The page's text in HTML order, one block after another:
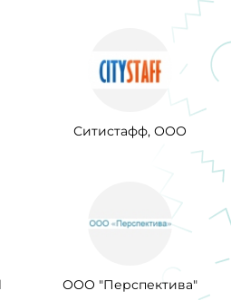
Ситистафф, ООО
ООО "Перспектива"